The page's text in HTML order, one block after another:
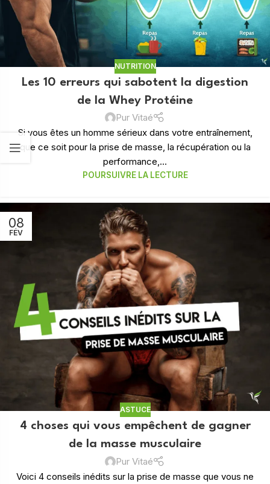
NUTRITION
Les 10 erreurs qui sabotent la digestion
de la Whey Protéine
Pur Vitaé
Si vous êtes un homme sérieux dans votre entraînement,
que ce soit pour la prise de masse, la récupération ou la
performance,...
POURSUIVRE LA LECTURE
08
FÉV
ASTUCE
4 choses qui vous empêchent de gagner
de la masse musculaire
Pur Vitaé
Voici 4 conseils inédits sur la prise de masse que vous ne